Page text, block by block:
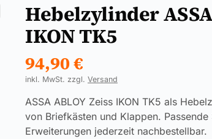
Hebelzylinder
IKON TK5
94,90€
inkl. MwSt. zzgl. Versand
ASSA ABLOY Zeiss IKON TK5 als
von Briefkästen und Klappen. Passende
Erweiterungen jederzeit nachbestellbar.